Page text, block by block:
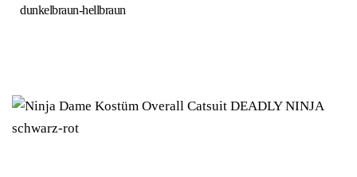
dunkelbraun-hellbraun